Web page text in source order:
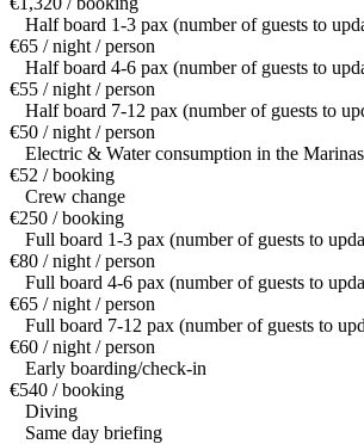
Half board 1-3 pax (number of guests to
€65 / night / person
Half board 4-6 pax (number of guests to
€55 / night / person
Half board 7-12 pax (number of guests to
€50 / night / person
Electric & Water consumption in the Marinas
€52 / booking
Crew change
€250 / booking
Full board 1-3 pax (number of guests to
€80 / night / person
Full board 4-6 pax (number of guests to
€65 / night / person
Full board 7-12 pax (number of guests to
€60 / night / person
Early boarding/check-in
€540 / booking
Diving
Same day briefing